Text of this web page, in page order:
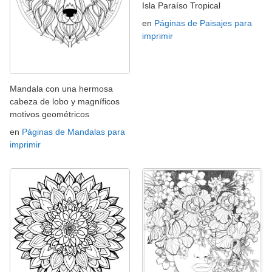
Mandala con una hermosa
cabeza de lobo y magníficos
motivos geométricos
en Páginas de Mandalas para
imprimir
Isla Paraíso Tropical
en Páginas de Paisajes para
imprimir